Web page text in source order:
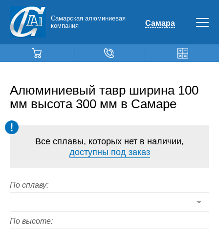
Самарская алюминиевая
компания
Самара
Алюминиевый тавр ширина 100
мм высота 300 мм в Самаре
Все сплавы, которых нет в наличии,
доступны под заказ
По сплаву:
По высоте: